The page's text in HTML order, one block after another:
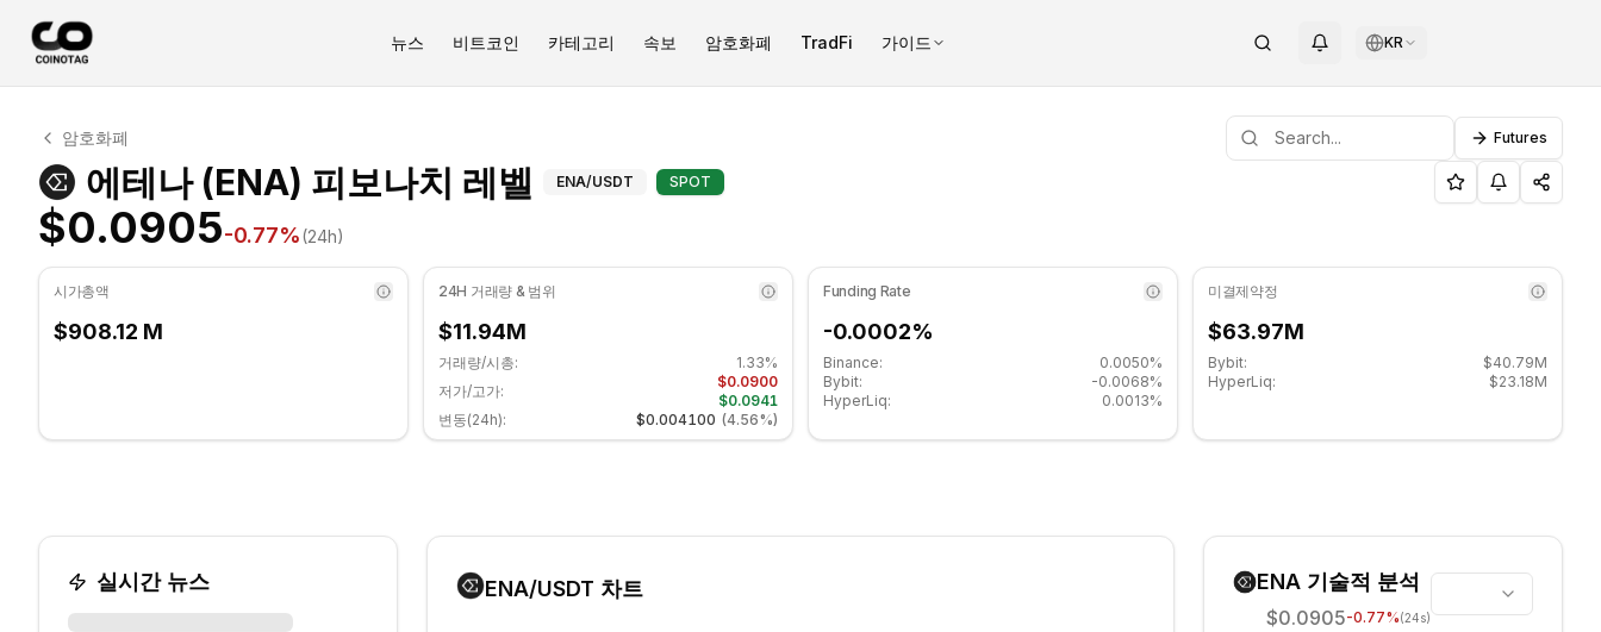
뉴스 비트코인 카테고리 속보 암호화폐 TradFi 가이드 KR
에테나 기술적 분석
에테나 현재 $0.0905에 거래되고 있습니다. RSI 지표는 59.14 수준입니다 중립 구간에 있습니다. 일간 추세는 상승세입니다. 주요 지지 수준: $0.090033, 저항 수준: $0.094433.
암호화폐 Futures
에테나 (ENA) 피보나치 레벨 에테나 (ENA) 피보나치 레벨 - COINOTAG
ENA/USDT SPOT
$0.0905-0.77%(24h)
시가총액
$908.12 M
24H 거래량 & 범위
$11.94M
거래량/시총:
1.33%
저가/고가:
$0.0900
$0.0941
변동(24h):
$0.004100 (4.56%)
Funding Rate
-0.0002%
Binance:
0.0050%
Bybit:
-0.0068%
HyperLiq:
0.0013%
미결제약정
$63.97M
Bybit:
$40.79M
HyperLiq:
$23.18M
실시간 뉴스 ENA/USDT 차트 ENA기술적 분석
$0.0905-0.77%(24s)